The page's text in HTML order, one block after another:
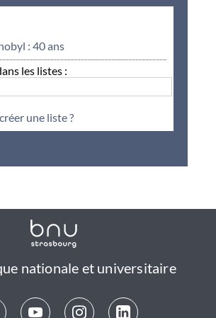
: 40 ans
les listes :
une liste ?
nationale et universitaire